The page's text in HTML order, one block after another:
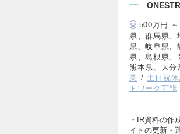
500万円
県、群馬県、
県、岐阜県、
県、島根県、
熊本県、大分
業
土日祝休
トワーク可能
・IR資料の作
イトの更新・